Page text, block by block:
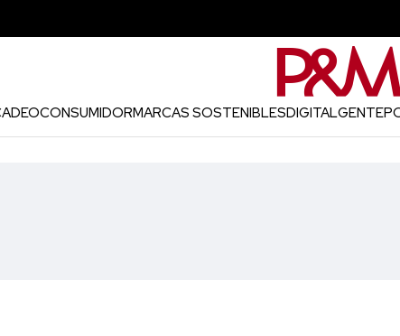
CONSUMIDORMARCAS SOSTENIBLESDIGITALGENTE